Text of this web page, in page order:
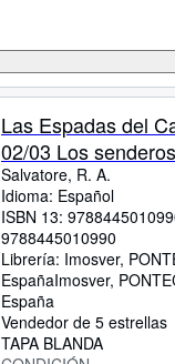
Las Espadas del
02/03 Los
Salvatore, R. A.
Idioma: Español
ISBN 13:
9788445010990
Librería: Imosver,
EspañaImosver,
España
Vendedor de 5 estrellas
TAPA BLANDA